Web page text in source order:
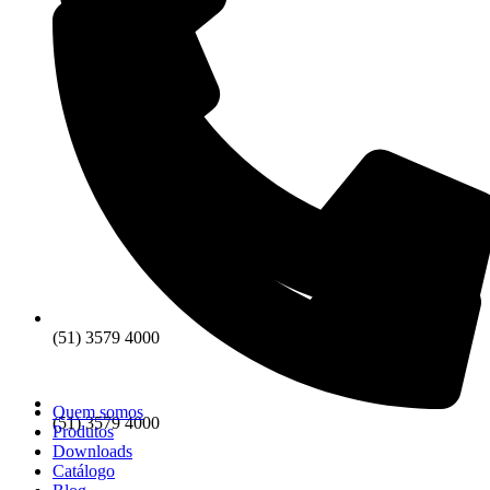
(51) 3579 4000
(51) 3579 4000
Quem somos
Produtos
Downloads
Catálogo